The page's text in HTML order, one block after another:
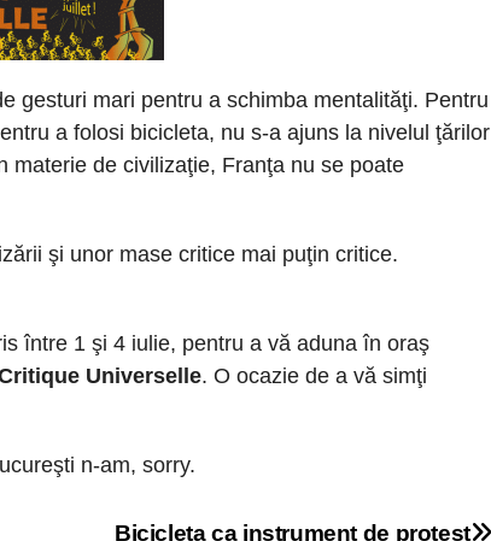
gesturi mari pentru a schimba mentalităţi. Pentru
a folosi bicicleta, nu s-a ajuns la nivelul ţărilor
materie de civilizaţie, Franţa nu se poate
şi unor mase critice mai puţin critice.
între 1 şi 4 iulie, pentru a vă aduna în oraş
Universelle. O ocazie de a vă simţi
n-am, sorry.
Bicicleta ca instrument de protest